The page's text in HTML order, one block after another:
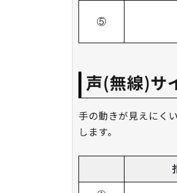
⑤
声(無線)サ
手の動きが見えにく
します。